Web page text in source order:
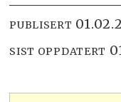
PUBLISERT
SIST OPPDATERT